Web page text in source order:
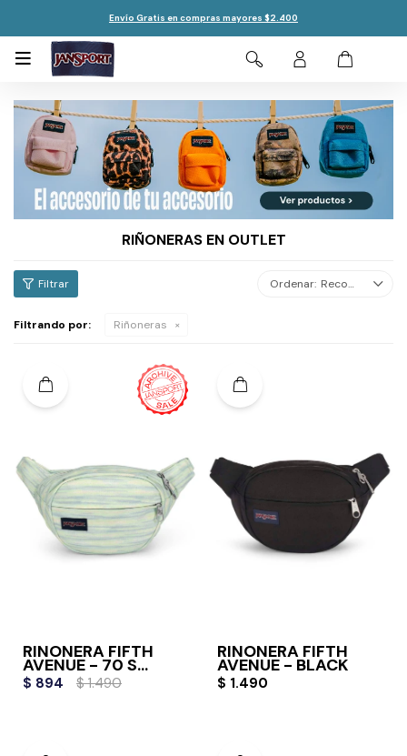
Envío Gratis en compras mayores $2.400

RIÑONERAS EN OUTLET
Recomendados
Filtrando por: Riñoneras
RIÑONERA FIFTH
AVENUE - 70 S
SPACE DYE FRESH
$ 894 $ 1.490
RIÑONERA FIFTH
AVENUE - BLACK
$ 1.490